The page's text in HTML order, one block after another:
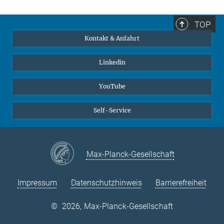
TOP
Kontakt & Anfahrt
Linkedin
YouTube
Self-Service
Max-Planck-Gesellschaft
Impressum Datenschutzhinweis Barrierefreiheit
© 2026, Max-Planck-Gesellschaft